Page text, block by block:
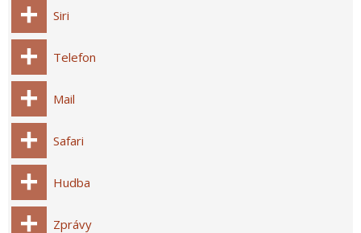
Siri
Telefon
Mail
Safari
Hudba
Zprávy